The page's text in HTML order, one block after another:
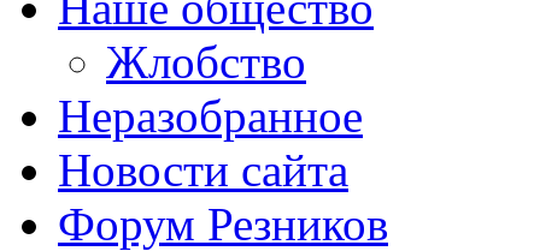
Жлобство
Неразобранное
Новости сайта
Форум Резников